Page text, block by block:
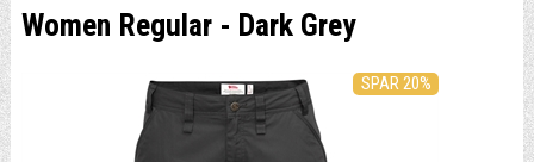
Women Regular - Dark Grey
SPAR 20%